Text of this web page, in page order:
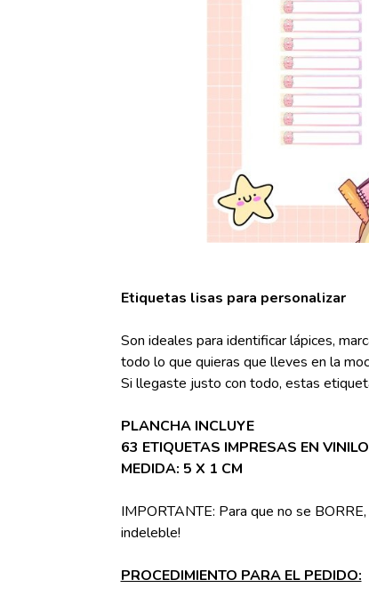
Etiquetas lisas para personalizar
Son ideales para identificar lápices,
todo lo que quieras que lleves en la
Si llegaste justo con todo, estas
PLANCHA INCLUYE
63 ETIQUETAS IMPRESAS EN VINILO
MEDIDA: 5 X 1 CM
IMPORTANTE: Para que no se
indeleble!
PROCEDIMIENTO PARA EL PEDIDO: